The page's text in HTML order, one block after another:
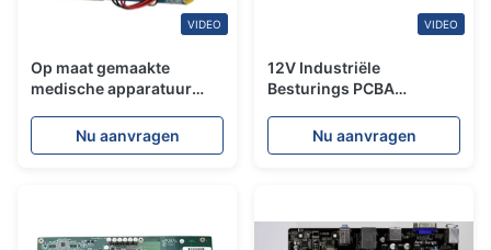
VIDEO
Op maat gemaakte
medische apparatuur
circuit board Patch-
verwerking
Nu aanvragen
VIDEO
12V Industriële
Besturings PCBA
2oz Koper PCB Fabricage
Nu aanvragen